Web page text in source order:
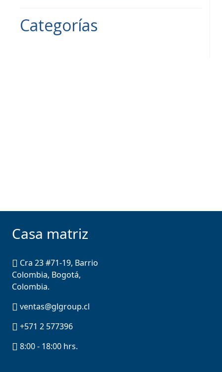
Categorías
Casa matriz
Cra 23 #71-19, Barrio
Colombia, Bogotá,
Colombia.
ventas@glgroup.cl
+571 2 577396
8:00 - 18:00 hrs.